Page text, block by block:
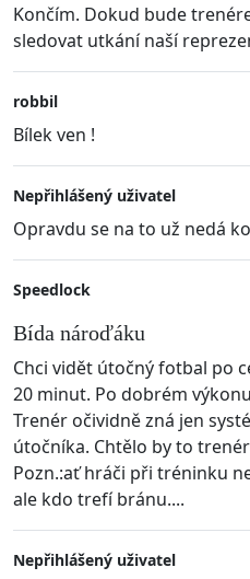
Končím. Dokud bude
sledovat utkání naší
robbil
Bílek ven !
Nepřihlášený uživatel
Opravdu se na to už nedá
Speedlock
Bída nároďáku
Chci vidět útočný fotbal po
20 minut. Po dobrém
Trenér očividně zná jen
útočníka. Chtělo by to
Pozn.:ať hráči při tréninku
ale kdo trefí bránu....
Nepřihlášený uživatel